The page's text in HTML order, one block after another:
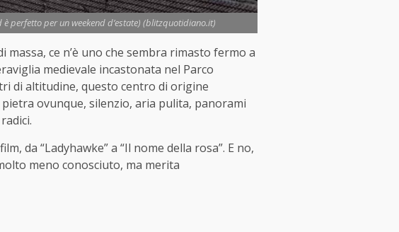
perfetto per un weekend d’estate) (blitzquotidiano.it)
ce n’è uno che sembra rimasto fermo a
medievale incastonata nel Parco
di altitudine, questo centro di origine
ovunque, silenzio, aria pulita, panorami
da “Ladyhawke” a “Il nome della rosa”. E no,
meno conosciuto, ma merita